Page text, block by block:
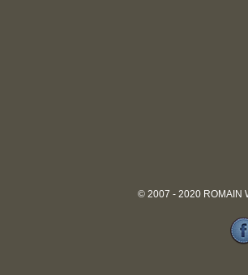
© 2007 - 2020 ROMAIN